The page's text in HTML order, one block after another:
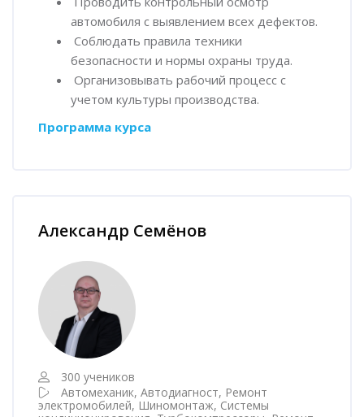
автомобиля с выявлением всех дефектов.
Соблюдать правила техники
безопасности и нормы охраны труда.
Организовывать рабочий процесс с
учетом культуры производства.
Программа курса
Александр Семёнов
300 учеников
Автомеханик, Автодиагност, Ремонт
электромобилей, Шиномонтаж, Системы